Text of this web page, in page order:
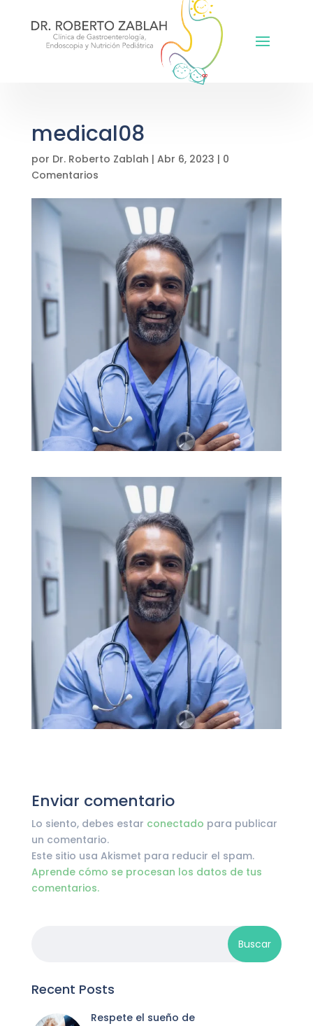
medical08
por Dr. Roberto Zablah | Abr 6, 2023 | 0
Comentarios
Enviar comentario
Lo siento, debes estar conectado para publicar
un comentario.
Este sitio usa Akismet para reducir el spam.
Aprende cómo se procesan los datos de tus
comentarios.
Recent Posts
Respete el sueño de